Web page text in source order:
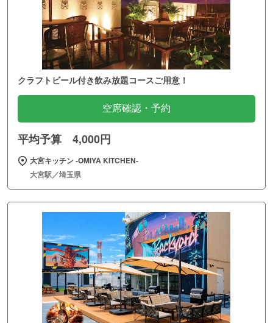
クラフトビール付き飲み放題コースご用意！
空席確認・予約
平均予算 4,000円
大宮キッチン ‐OMIYA KITCHEN‐
大宮駅／埼玉県